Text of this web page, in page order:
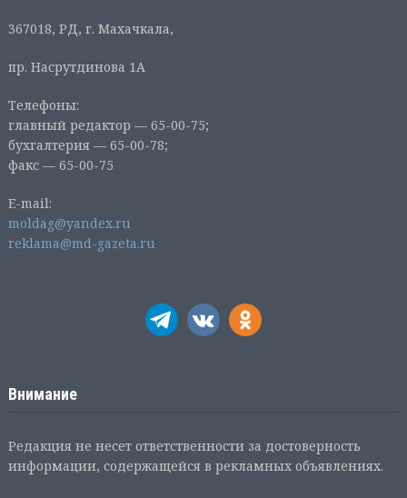
367018, РД, г. Махачкала,
пр. Насрутдинова 1А
Телефоны:
главный редактор — 65-00-75;
бухгалтерия — 65-00-78;
факс — 65-00-75
E-mail:
moldag@yandex.ru
reklama@md-gazeta.ru
Внимание
Редакция не несет ответственности за достоверность
информации, содержащейся в рекламных объявлениях.